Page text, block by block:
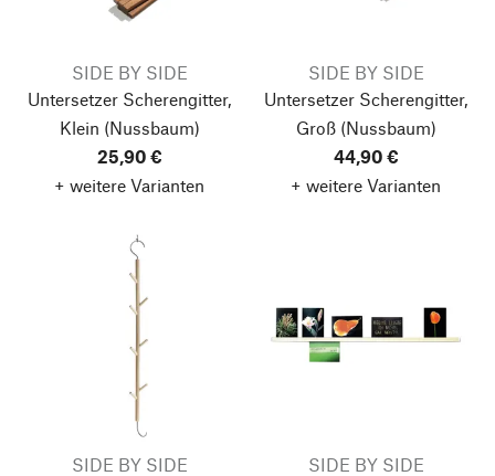
SIDE BY SIDE
Untersetzer Scherengitter,
Klein (Nussbaum)
25,90 €
+ weitere Varianten
SIDE BY SIDE
Untersetzer Scherengitter,
Groß(Nussbaum)
44,90 €
+ weitere Varianten
SIDE BY SIDE
SIDE BY SIDE